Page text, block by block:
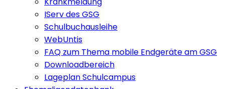
IServ des GSG
Schulbuchausleihe
WebUntis
FAQ zum Thema mobile Endgeräte am GSG
Downloadbereich
Lageplan Schulcampus